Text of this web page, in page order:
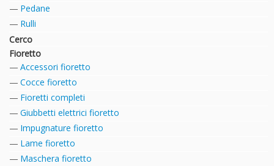
Pedane
Rulli
Cerco
Fioretto
Accessori fioretto
Cocce fioretto
Fioretti completi
Giubbetti elettrici fioretto
Impugnature fioretto
Lame fioretto
Maschera fioretto